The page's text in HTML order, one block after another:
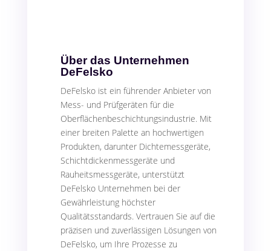
Über das Unternehmen
DeFelsko
DeFelsko ist ein führender Anbieter von
Mess- und Prüfgeräten für die
Oberflächenbeschichtungsindustrie. Mit
einer breiten Palette an hochwertigen
Produkten, darunter Dichtemessgeräte,
Schichtdickenmessgeräte und
Rauheitsmessgeräte, unterstützt
DeFelsko Unternehmen bei der
Gewährleistung höchster
Qualitätsstandards. Vertrauen Sie auf die
präzisen und zuverlässigen Lösungen von
DeFelsko, um Ihre Prozesse zu